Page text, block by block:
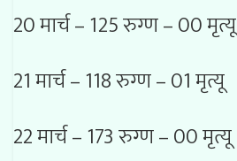
20 मार्च – 125 रुग्ण – 00 मृत्यू
21 मार्च – 118 रुग्ण – 01 मृत्यू
22 मार्च – 173 रुग्ण – 00 मृत्यू